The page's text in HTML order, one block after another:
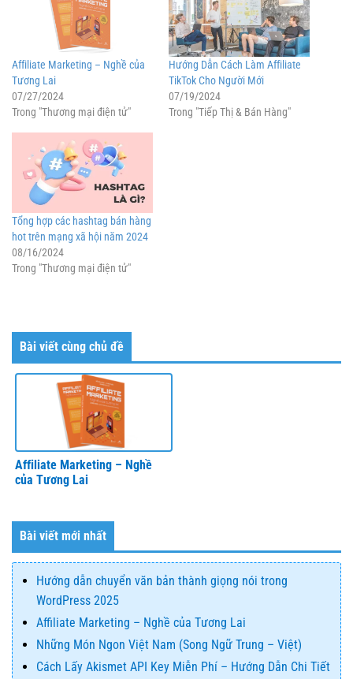
Affiliate Marketing – Nghề của
Tương Lai
07/27/2024
Trong "Thương mại điện tử"
Hướng Dẫn Cách Làm Affiliate
TikTok Cho Người Mới
07/19/2024
Trong "Tiếp Thị & Bán Hàng"
Tổng hợp các hashtag bán hàng
hot trên mạng xã hội năm 2024
08/16/2024
Trong "Thương mại điện tử"
Bài viết cùng chủ đề
Affiliate Marketing – Nghề
của Tương Lai
Bài viết mới nhất
Hướng dẫn chuyển văn bản thành giọng nói trong
WordPress 2025
Affiliate Marketing – Nghề của Tương Lai
Những Món Ngon Việt Nam (Song Ngữ Trung – Việt)
Cách Lấy Akismet API Key Miễn Phí – Hướng Dẫn Chi Tiết